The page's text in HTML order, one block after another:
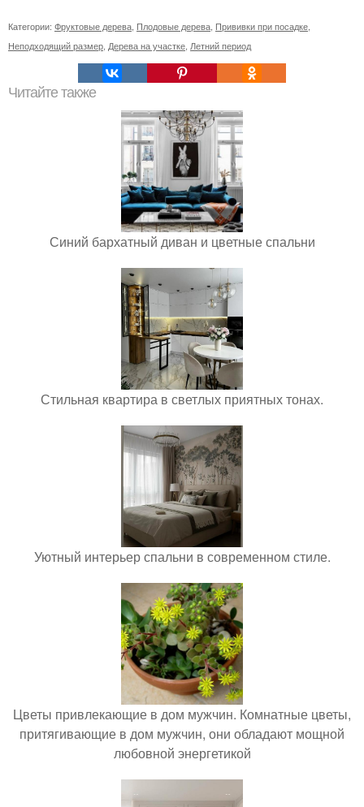
Категории: Фруктовые дерева, Плодовые дерева, Прививки при посадке,
Неподходящий размер, Дерева на участке, Летний период
Читайте также
Синий бархатный диван и цветные спальни
Стильная квартира в светлых приятных тонах.
Уютный интерьер спальни в современном стиле.
Цветы привлекающие в дом мужчин. Комнатные цветы,
притягивающие в дом мужчин, они обладают мощной
любовной энергетикой